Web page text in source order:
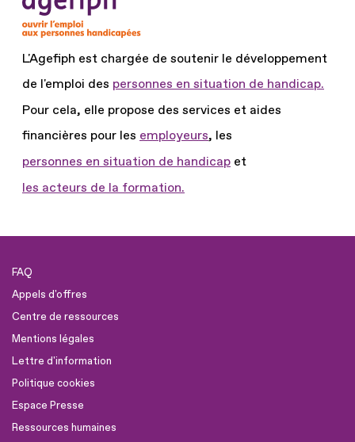
L'Agefiph est chargée de soutenir le développement
de l'emploi des personnes en situation de handicap.
Pour cela, elle propose des services et aides
financières pour les employeurs, les
personnes en situation de handicap et
les acteurs de la formation.
FAQ
Appels d'offres
Centre de ressources
Mentions légales
Lettre d'information
Politique cookies
Espace Presse
Ressources humaines